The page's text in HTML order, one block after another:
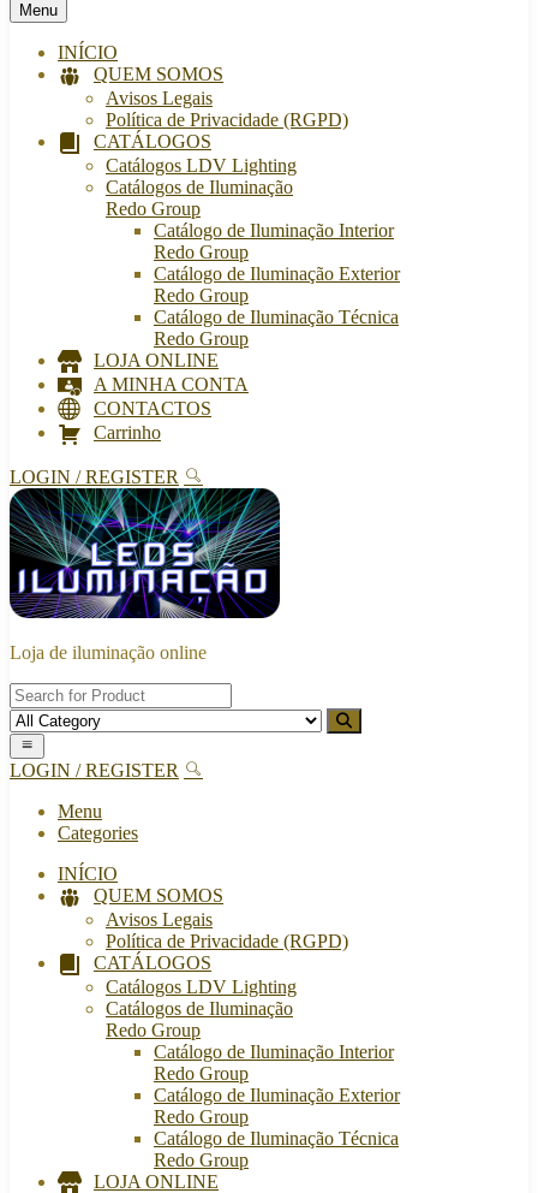
Menu
INÍCIO
QUEM SOMOS
Avisos Legais
Política de Privacidade (RGPD)
CATÁLOGOS
Catálogos LDV Lighting
Catálogos de Iluminação
Redo Group
Catálogo de Iluminação Interior
Redo Group
Catálogo de Iluminação Exterior
Redo Group
Catálogo de Iluminação Técnica
Redo Group
LOJA ONLINE
A MINHA CONTA
CONTACTOS
Carrinho
LOGIN / REGISTER
Loja de iluminação online
LOGIN / REGISTER
Menu
Categories
INÍCIO
QUEM SOMOS
Avisos Legais
Política de Privacidade (RGPD)
CATÁLOGOS
Catálogos LDV Lighting
Catálogos de Iluminação
Redo Group
Catálogo de Iluminação Interior
Redo Group
Catálogo de Iluminação Exterior
Redo Group
Catálogo de Iluminação Técnica
Redo Group
LOJA ONLINE